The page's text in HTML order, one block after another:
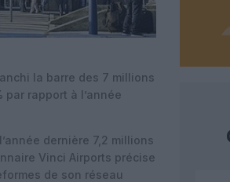
la barre des 7 millions
par rapport à l’année
dernière 7,2 millions
Vinci Airports précise
de son réseau